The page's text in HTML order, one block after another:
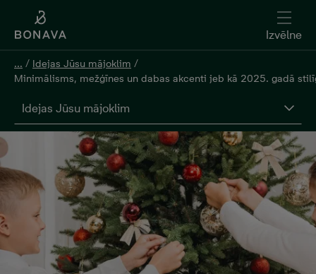
Izvēlne
... / Idejas Jūsu mājoklim /
Minimālisms, mežģīnes un dabas akcenti jeb kā 2025. gadā
Idejas Jūsu mājoklim